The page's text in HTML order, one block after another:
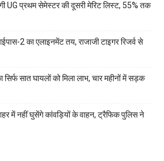
UG प्रथम सेमेस्टर की दूसरी मेरिट लिस्ट, 55% तक
2 का एलाइनमेंट तय, राजाजी टाइगर रिजर्व से
सिर्फ सात घायलों को मिला लाभ, चार महीनों में सड़क
में नहीं घुसेंगे कांवड़ियों के वाहन, ट्रैफिक पुलिस ने